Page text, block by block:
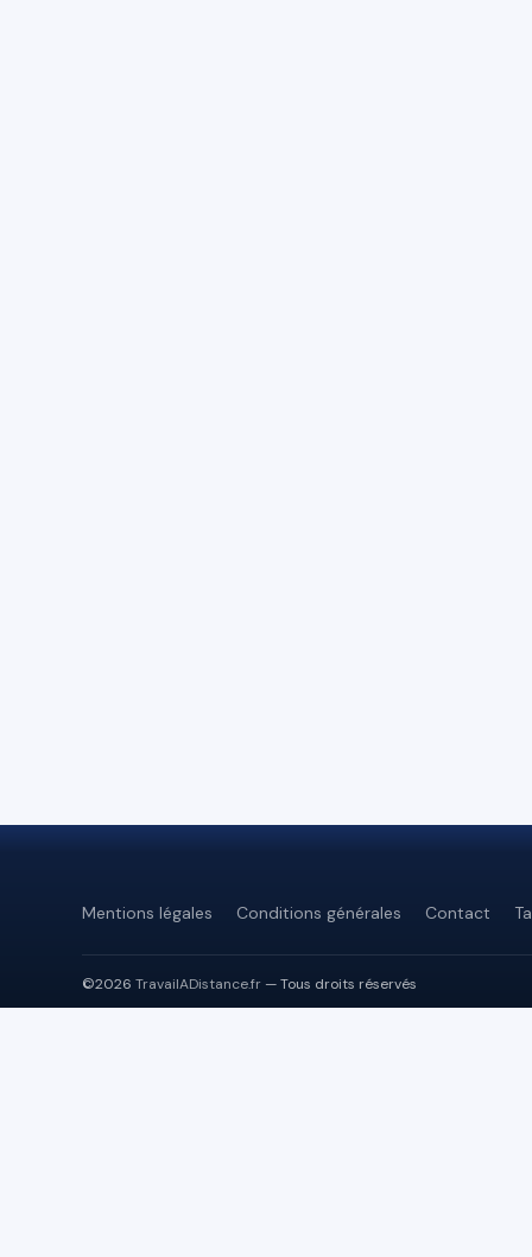
Mentions légales Conditions générales Contact
©2026 TravailADistance.fr — Tous droits réservés